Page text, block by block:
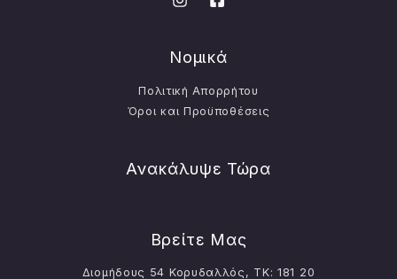
Νομικά
Πολιτική Απορρήτου
Όροι και Προϋποθέσεις
Ανακάλυψε Τώρα
Βρείτε Μας
Διομήδους 54 Κορυδαλλός, ΤΚ: 181 20